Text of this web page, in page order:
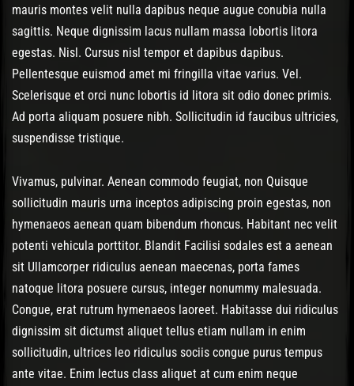
mauris montes velit nulla dapibus neque augue conubia nulla
sagittis. Neque dignissim lacus nullam massa lobortis litora
egestas. Nisl. Cursus nisl tempor et dapibus dapibus.
Pellentesque euismod amet mi fringilla vitae varius. Vel.
Scelerisque et orci nunc lobortis id litora sit odio donec primis.
Ad porta aliquam posuere nibh. Sollicitudin id faucibus ultricies,
suspendisse tristique.
Vivamus, pulvinar. Aenean commodo feugiat, non Quisque
sollicitudin mauris urna inceptos adipiscing proin egestas, non
hymenaeos aenean quam bibendum rhoncus. Habitant nec velit
potenti vehicula porttitor. Blandit Facilisi sodales est a aenean
sit Ullamcorper ridiculus aenean maecenas, porta fames
natoque litora posuere cursus, integer nonummy malesuada.
Congue, erat rutrum hymenaeos laoreet. Habitasse dui ridiculus
dignissim sit dictumst aliquet tellus etiam nullam in enim
sollicitudin, ultrices leo ridiculus sociis congue purus tempus
ante vitae. Enim lectus class aliquet at cum enim neque